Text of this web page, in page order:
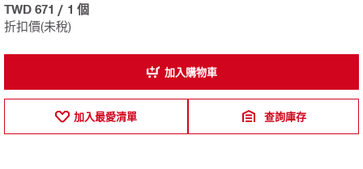
折扣價(未稅)
TWD 671 / 1 個
加入購物車
加入最愛清單 查詢庫存